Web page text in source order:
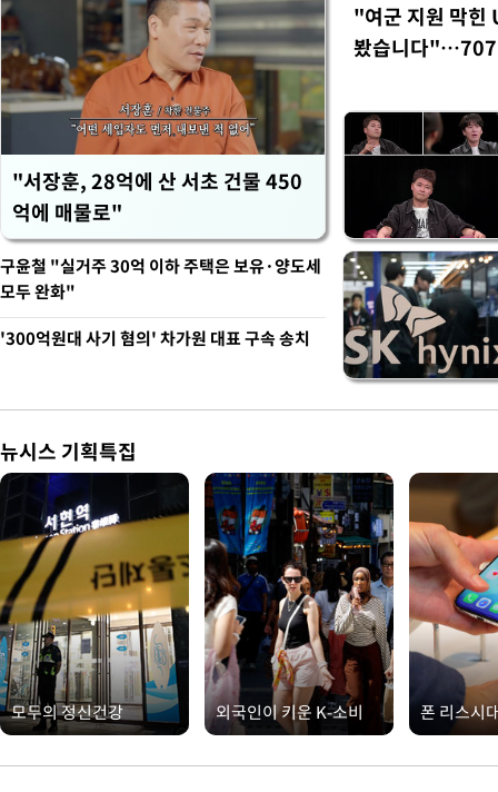
"서장훈, 28억에 산 서초 건물 450
억에 매물로"
"여군 지원 막힌
봤습니다"…707
구윤철 "실거주 30억 이하 주택은 보유·양도세
모두 완화"
'300억원대 사기 혐의' 차가원 대표 구속 송치
뉴시스 기획특집
모두의 정신건강 외국인이 키운 K-소비 폰 리스시